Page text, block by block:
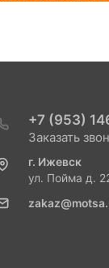
+7 (953)
Заказать
г. Ижевск
ул. Пойма д.